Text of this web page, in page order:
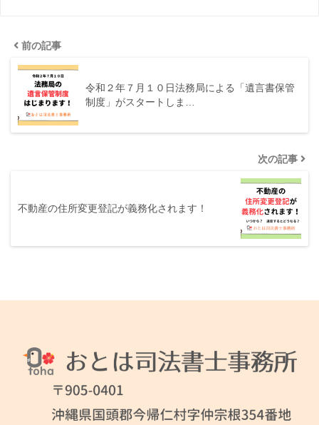
前の記事
令和２年７月１０日法務局による「遺言書保管
制度」がスタートしま…
次の記事
不動産の住所変更登記が義務化されます！